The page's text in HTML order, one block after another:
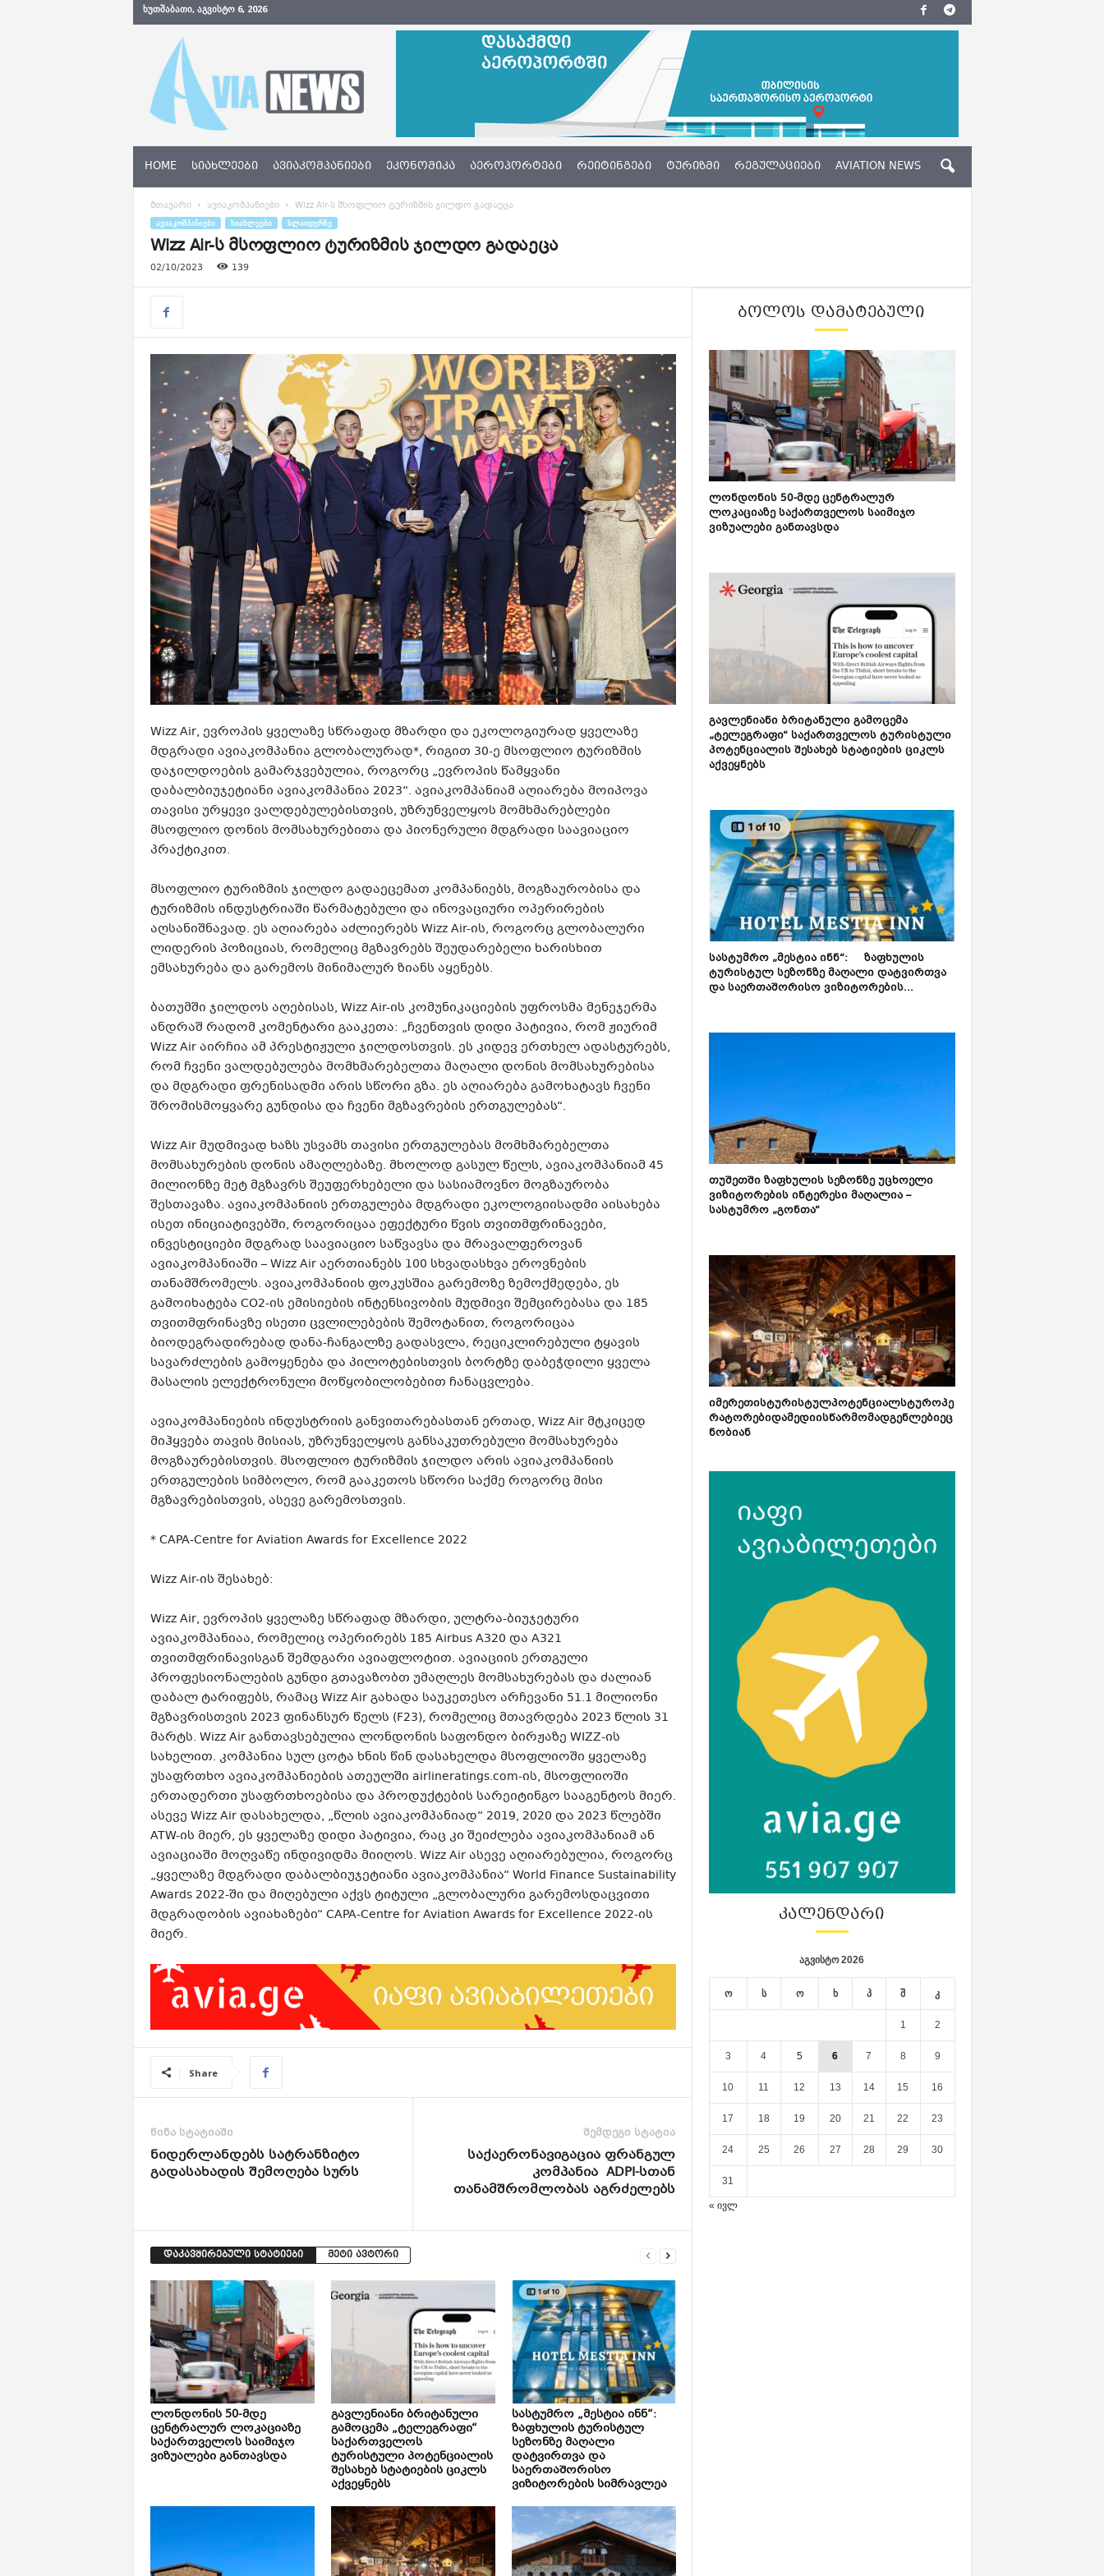
ᲮᲣᲗᲨᲐᲑᲐᲗᲘ, ᲐᲒᲕᲘᲡᲢᲝ 6, 2026
N
w
s
e
HOME ᲡᲘᲐᲮᲚᲔᲔᲑᲘ ᲐᲕᲘᲐᲙᲝᲛᲞᲐᲜᲘᲔᲑᲘ ᲔᲙᲝᲜᲝᲛᲘᲙᲐ ᲐᲔᲠᲝᲞᲝᲠᲢᲔᲑᲘ ᲠᲔᲘᲢᲘᲜᲒᲔᲑᲘ ᲢᲣᲠᲘᲖᲛᲘ ᲠᲔᲒᲣᲚᲐᲪᲘᲔᲑᲘ AVIATION NEWS
მთავარი ავიაკომპანიები Wizz Air-ს მსოფლიო ტურიზმის ჯილდო გადაეცა
ᲐᲕᲘᲐᲙᲝᲛᲞᲐᲜᲘᲔᲑᲘ ᲡᲘᲐᲮᲚᲔᲔᲑᲘ ᲡᲚᲐᲘᲓᲔᲠᲖᲔ
Wizz Air-ს მსოფლიო ტურიზმის ჯილდო გადაეცა
02/10/2023 139
Wizz Air, ევროპის ყველაზე სწრაფად მზარდი და ეკოლოგიურად ყველაზე
მდგრადი ავიაკომპანია გლობალურად*, რიგით 30-ე მსოფლიო ტურიზმის
დაჯილდოების გამარჯვებულია, როგორც „ევროპის წამყვანი
დაბალბიუჯეტიანი ავიაკომპანია 2023“. ავიაკომპანიამ აღიარება მოიპოვა
თავისი ურყევი ვალდებულებისთვის, უზრუნველყოს მომხმარებლები
მსოფლიო დონის მომსახურებითა და პიონერული მდგრადი საავიაციო
პრაქტიკით.
მსოფლიო ტურიზმის ჯილდო გადაეცემათ კომპანიებს, მოგზაურობისა და
ტურიზმის ინდუსტრიაში წარმატებული და ინოვაციური ოპერირების
აღსანიშნავად. ეს აღიარება აძლიერებს Wizz Air-ის, როგორც გლობალური
ლიდერის პოზიციას, რომელიც მგზავრებს შეუდარებელი ხარისხით
ემსახურება და გარემოს მინიმალურ ზიანს აყენებს.
ბათუმში ჯილდოს აღებისას, Wizz Air-ის კომუნიკაციების უფროსმა მენეჯერმა
ანდრაშ რადომ კომენტარი გააკეთა: „ჩვენთვის დიდი პატივია, რომ ჟიურიმ
Wizz Air აირჩია ამ პრესტიჟული ჯილდოსთვის. ეს კიდევ ერთხელ ადასტურებს,
რომ ჩვენი ვალდებულება მომხმარებელთა მაღალი დონის მომსახურებისა
და მდგრადი ფრენისადმი არის სწორი გზა. ეს აღიარება გამოხატავს ჩვენი
შრომისმოყვარე გუნდისა და ჩვენი მგზავრების ერთგულებას“.
Wizz Air მუდმივად ხაზს უსვამს თავისი ერთგულებას მომხმარებელთა
მომსახურების დონის ამაღლებაზე. მხოლოდ გასულ წელს, ავიაკომპანიამ 45
მილიონზე მეტ მგზავრს შეუფერხებელი და სასიამოვნო მოგზაურობა
შესთავაზა. ავიაკომპანიის ერთგულება მდგრადი ეკოლოგიისადმი აისახება
ისეთ ინიციატივებში, როგორიცაა ეფექტური წვის თვითმფრინავები,
ინვესტიციები მდგრად საავიაციო საწვავსა და მრავალფეროვან
ავიაკომპანიაში – Wizz Air აერთიანებს 100 სხვადასხვა ეროვნების
თანამშრომელს. ავიაკომპანიის ფოკუსშია გარემოზე ზემოქმედება, ეს
გამოიხატება CO2-ის ემისიების ინტენსივობის მუდმივი შემცირებასა და 185
თვითმფრინავზე ისეთი ცვლილებების შემოტანით, როგორიცაა
ბიოდეგრადირებად დანა-ჩანგალზე გადასვლა, რეციკლირებული ტყავის
სავარძლების გამოყენება და პილოტებისთვის ბორტზე დაბეჭდილი ყველა
მასალის ელექტრონული მოწყობილობებით ჩანაცვლება.
ავიაკომპანიების ინდუსტრიის განვითარებასთან ერთად, Wizz Air მტკიცედ
მიჰყვება თავის მისიას, უზრუნველყოს განსაკუთრებული მომსახურება
მოგზაურებისთვის. მსოფლიო ტურიზმის ჯილდო არის ავიაკომპანიის
ერთგულების სიმბოლო, რომ გააკეთოს სწორი საქმე როგორც მისი
მგზავრებისთვის, ასევე გარემოსთვის.
* CAPA-Centre for Aviation Awards for Excellence 2022
Wizz Air-ის შესახებ:
Wizz Air, ევროპის ყველაზე სწრაფად მზარდი, ულტრა-ბიუჯეტური
ავიაკომპანიაა, რომელიც ოპერირებს 185 Airbus A320 და A321
თვითმფრინავისგან შემდგარი ავიაფლოტით. ავიაციის ერთგული
პროფესიონალების გუნდი გთავაზობთ უმაღლეს მომსახურებას და ძალიან
დაბალ ტარიფებს, რამაც Wizz Air გახადა საუკეთესო არჩევანი 51.1 მილიონი
მგზავრისთვის 2023 ფინანსურ წელს (F23), რომელიც მთავრდება 2023 წლის 31
მარტს. Wizz Air განთავსებულია ლონდონის საფონდო ბირჟაზე WIZZ-ის
სახელით. კომპანია სულ ცოტა ხნის წინ დასახელდა მსოფლიოში ყველაზე
უსაფრთხო ავიაკომპანიების ათეულში airlineratings.com-ის, მსოფლიოში
ერთადერთი უსაფრთხოებისა და პროდუქტების სარეიტინგო სააგენტოს მიერ.
ასევე Wizz Air დასახელდა, „წლის ავიაკომპანიად“ 2019, 2020 და 2023 წლებში
ATW-ის მიერ, ეს ყველაზე დიდი პატივია, რაც კი შეიძლება ავიაკომპანიამ ან
ავიაციაში მოღვაწე ინდივიდმა მიიღოს. Wizz Air ასევე აღიარებულია, როგორც
„ყველაზე მდგრადი დაბალბიუჯეტიანი ავიაკომპანია“ World Finance Sustainability
Awards 2022-ში და მიღებული აქვს ტიტული „გლობალური გარემოსდაცვითი
მდგრადობის ავიახაზები“ CAPA-Centre for Aviation Awards for Excellence 2022-ის
მიერ.
Share
წინა სტატიაში
ნიდერლანდებს სატრანზიტო
გადასახადის შემოღება სურს
შემდეგი სტატია
საქაერონავიგაცია ფრანგულ
კომპანია ADPI-სთან
თანამშრომლობას აგრძელებს
დაკავშირებული სტატიები მეტი ავტორი
ლონდონის 50-მდე
ცენტრალურ ლოკაციაზე
საქართველოს საიმიჯო
ვიზუალები განთავსდა
გავლენიანი ბრიტანული
გამოცემა „ტელეგრაფი“
საქართველოს
ტურისტული პოტენციალის
შესახებ სტატიების ციკლს
აქვეყნებს
სასტუმრო „მესტია ინნ“:
ზაფხულის ტურისტულ
სეზონზე მაღალი
დატვირთვა და
საერთაშორისო
ვიზიტორების სიმრავლეა
ᲑᲝᲚᲝᲡ ᲓᲐᲛᲐᲢᲔᲑᲣᲚᲘ
ლონდონის 50-მდე ცენტრალურ
ლოკაციაზე საქართველოს საიმიჯო
ვიზუალები განთავსდა
გავლენიანი ბრიტანული გამოცემა
„ტელეგრაფი“ საქართველოს ტურისტული
პოტენციალის შესახებ სტატიების ციკლს
აქვეყნებს
სასტუმრო „მესტია ინნ“: ზაფხულის
ტურისტულ სეზონზე მაღალი დატვირთვა
და საერთაშორისო ვიზიტორების...
თუშეთში ზაფხულის სეზონზე უცხოელი
ვიზიტორების ინტერესი მაღალია –
სასტუმრო „გონთა“
იმერეთისტურისტულპოტენციალსტუროპე
რატორებიდამედიისწარმომადგენლებიეც
ნობიან
ᲙᲐᲚᲔᲜᲓᲐᲠᲘ
აგვისტო 2026
ო ს ო ხ პ შ კ
1 2
3 4 5 6 7 8 9
10 11 12 13 14 15 16
17 18 19 20 21 22 23
24 25 26 27 28 29 30
31
« ივლ